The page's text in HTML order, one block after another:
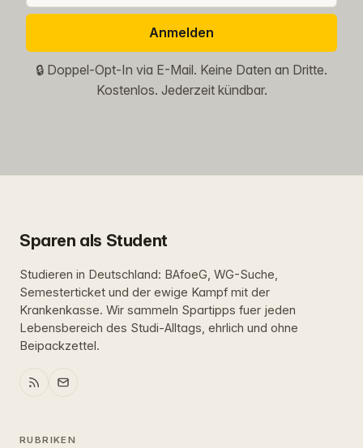
Anmelden
🔒 Doppel-Opt-In via E-Mail. Keine Daten an Dritte.
Kostenlos. Jederzeit kündbar.
Sparen als Student
Studieren in Deutschland: BAfoeG, WG-Suche,
Semesterticket und der ewige Kampf mit der
Krankenkasse. Wir sammeln Spartipps fuer jeden
Lebensbereich des Studi-Alltags, ehrlich und ohne
Beipackzettel.
RUBRIKEN